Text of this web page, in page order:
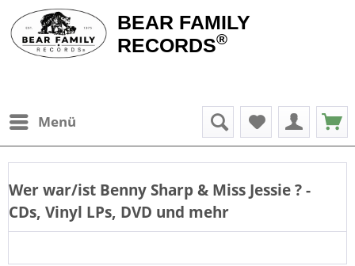
BEAR FAMILY
RECORDS®
Menü
Wer war/ist Benny Sharp & Miss Jessie? -
CDs, Vinyl LPs, DVD und mehr